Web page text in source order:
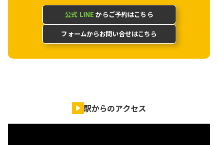
公式 LINE からご予約はこちら
フォームからお問い合せはこちら
駅からのアクセス